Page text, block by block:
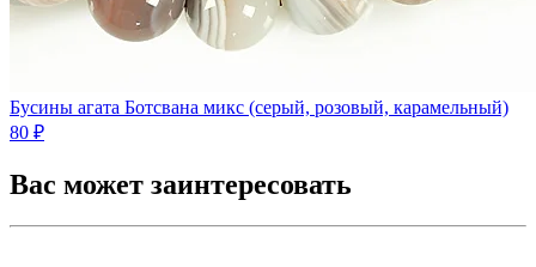
Бусины агата Ботсвана микс (серый, розовый, карамельный)
80 ₽
Вас может заинтересовать